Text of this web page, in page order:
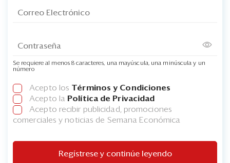
Se requiere al menos 8 caracteres, una mayúscula, una minúscula y un
número
Acepto los Términos y Condiciones
Acepto la Política de Privacidad
Acepto recibir publicidad, promociones
comerciales y noticias de Semana Económica
Regístrese y continúe leyendo